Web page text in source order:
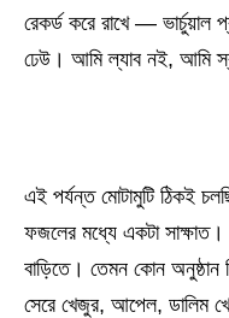
রেকর্ড করে রাখে —
ঢেউ। আমি ল্যাব নই, আমি
এই পর্যন্ত মোটামুটি ঠিকই
ফজলের মধ্যে একটা
বাড়িতে। তেমন কোন
সেরে খেজুর, আপেল, ডালিম